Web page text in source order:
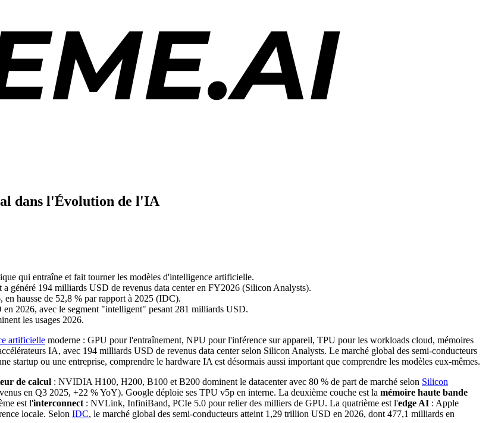
dans l'Évolution de l'IA
qui entraîne et fait tourner les modèles d'intelligence artificielle.
généré 194 milliards USD de revenus data center en FY2026 (Silicon Analysts).
hausse de 52,8 % par rapport à 2025 (IDC).
2026, avec le segment "intelligent" pesant 281 milliards USD.
les usages 2026.
artificielle moderne : GPU pour l'entraînement, NPU pour l'inférence sur appareil, TPU pour les workloads cloud, mémoires
IA, avec 194 milliards USD de revenus data center selon Silicon Analysts. Le marché global des semi-conducteurs
startup ou une entreprise, comprendre le hardware IA est désormais aussi important que comprendre les modèles eux-mêmes.
de calcul : NVIDIA H100, H200, B100 et B200 dominent le datacenter avec 80 % de part de marché selon Silicon
en Q3 2025, +22 % YoY). Google déploie ses TPU v5p en interne. La deuxième couche est la mémoire haute bande
est l'interconnect : NVLink, InfiniBand, PCIe 5.0 pour relier des milliers de GPU. La quatrième est l'edge AI : Apple
locale. Selon IDC, le marché global des semi-conducteurs atteint 1,29 trillion USD en 2026, dont 477,1 milliards en